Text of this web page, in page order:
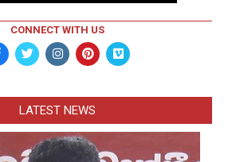
CONNECT WITH US
LATEST NEWS